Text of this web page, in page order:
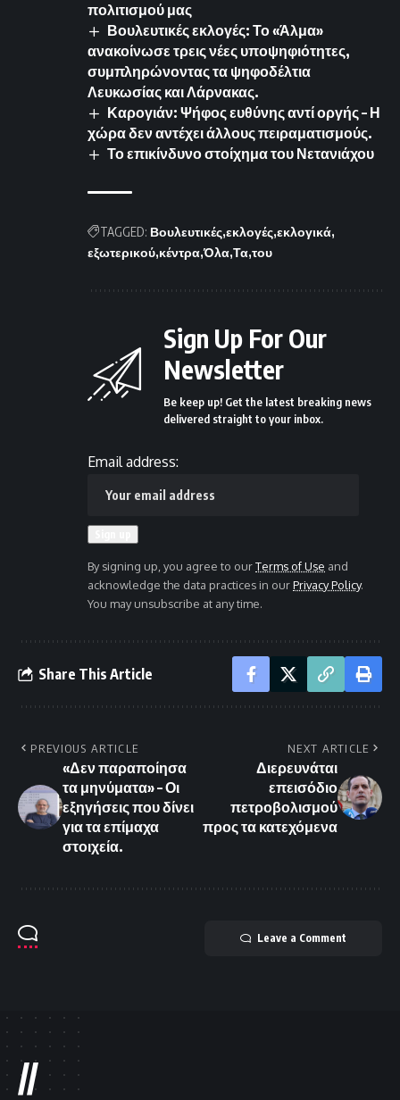
πολιτισμού μας
Βουλευτικές εκλογές: Το «Άλμα»
ανακοίνωσε τρεις νέες υποψηφιότητες,
συμπληρώνοντας τα ψηφοδέλτια
Λευκωσίας και Λάρνακας.
Καρογιάν: Ψήφος ευθύνης αντί οργής – Η
χώρα δεν αντέχει άλλους πειραματισμούς.
Το επικίνδυνο στοίχημα του Νετανιάχου
TAGGED: Βουλευτικές εκλογές εκλογικά
εξωτερικού κέντρα Όλα Τα του
Sign Up For Our
Newsletter
Be keep up! Get the latest breaking news
delivered straight to your inbox.
Email address:
By signing up, you agree to ourTerms of Use and
acknowledge the data practices in ourPrivacy Policy.
You may unsubscribe at any time.
Share This Article
PREVIOUS ARTICLE
«Δεν παραποίησα
τα μηνύματα» – Οι
εξηγήσεις που δίνει
για τα επίμαχα
στοιχεία.
NEXT ARTICLE
Διερευνάται
επεισόδιο
πετροβολισμού
προς τα κατεχόμενα
Leave a Comment
//